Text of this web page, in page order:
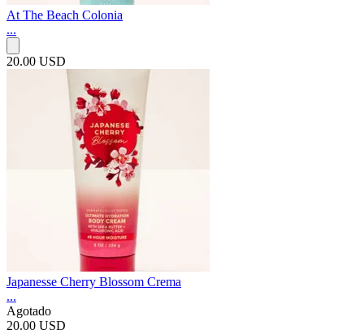
At The Beach Colonia
...
20.00 USD
Japanesse Cherry Blossom Crema
...
Agotado
20.00 USD